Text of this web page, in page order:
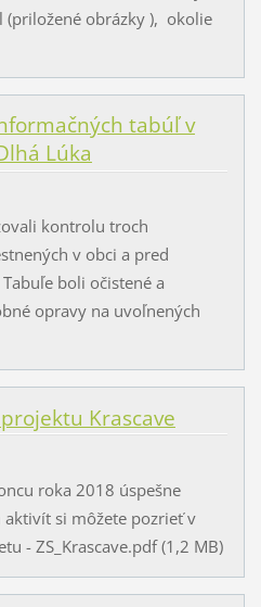
(priložené obrázky ), okolie
tabúľ v
Lúka
kontrolu troch
v obci a pred
boli očistené a
opravy na uvoľnených
Krascave
roka 2018 úspešne
si môžete pozrieť v
- ZS_Krascave.pdf (1,2 MB)